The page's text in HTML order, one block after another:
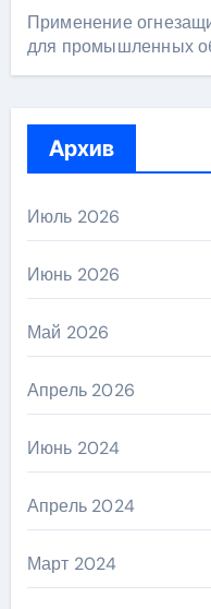
Применение
для промышленных
Архив
Июль 2026
Июнь 2026
Май 2026
Апрель 2026
Июнь 2024
Апрель 2024
Март 2024